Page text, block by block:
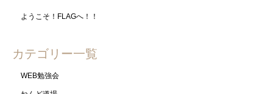
ようこそ！FLAGへ！！
カテゴリー一覧
WEB勉強会